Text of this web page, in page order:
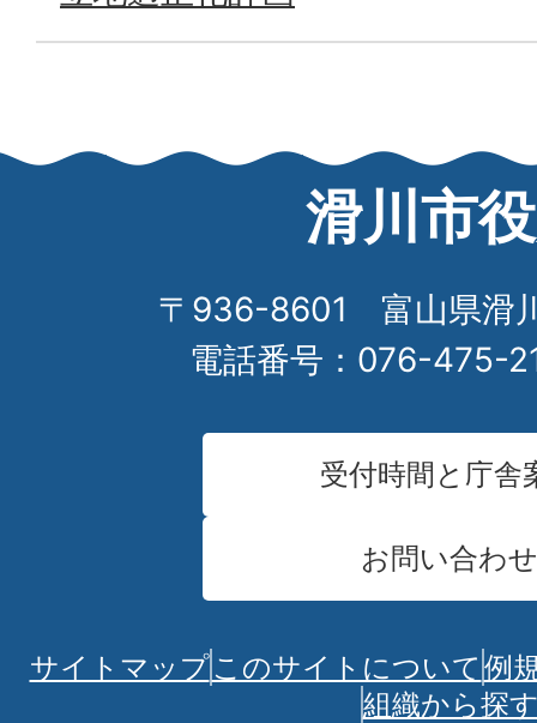
滑川市
〒936-8601 富山県滑
電話番号：076-475-
受付時間と庁舎
お問い合わせ
サイトマップこのサイトについて 例
組織から探